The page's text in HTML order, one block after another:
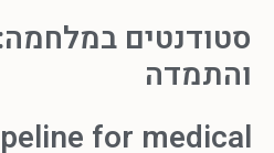
סטודנטים
והתמדה
for medical